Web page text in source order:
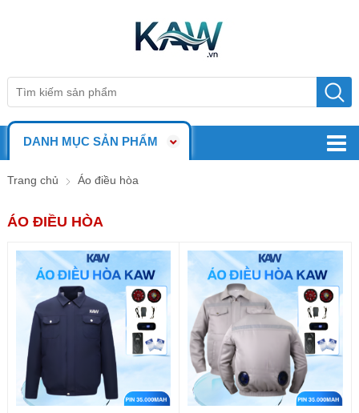
DANH MỤC SẢN PHẨM
Trang chủ Áo điều hòa
ÁO ĐIỀU HÒA